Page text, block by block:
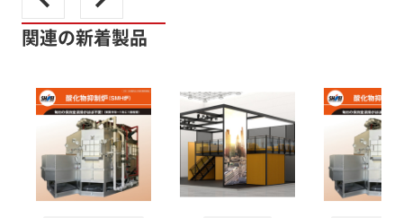
関連の新着製品